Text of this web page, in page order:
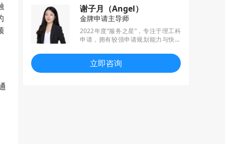
谢子月（Angel）
金牌申请主导师
2022年度“服务之星”，专注于理工科
申请，拥有较强申请规划能力与快速
落俗套”理念，提供高品质的服务，斩
获令人心动的offer。
立即咨询